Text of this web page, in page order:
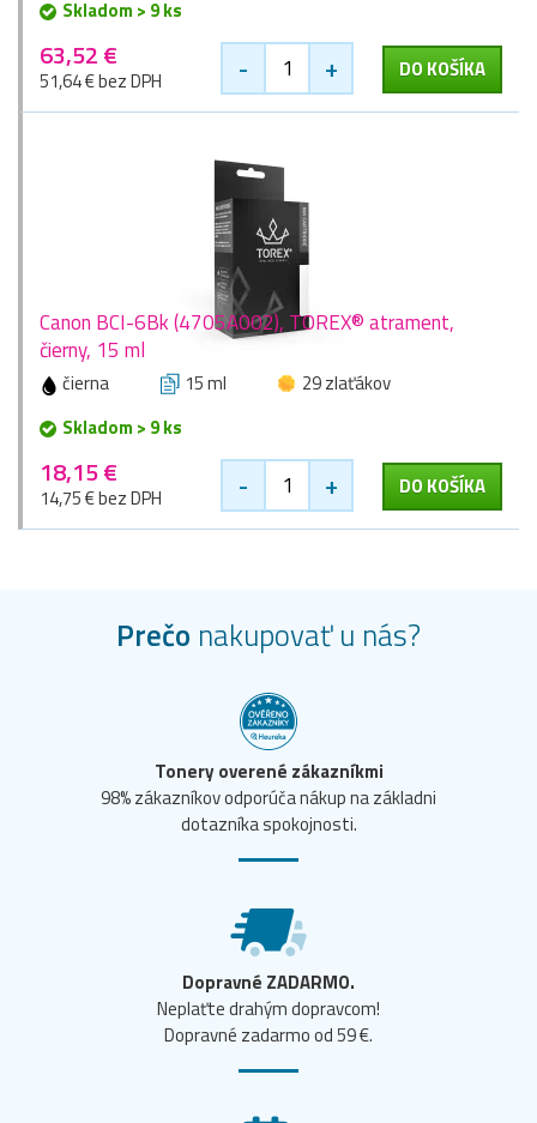
Skladom > 9 ks
63,52 €
51,64 € bez DPH - + DO KOŠÍKA
Canon BCI-6Bk (4705A002), TOREX® atrament,
čierny, 15 ml
čierna 15 ml
29 zlaťákov
Skladom > 9 ks
18,15 €
14,75 € bez DPH - + DO KOŠÍKA
Prečo nakupovať u nás?
Tonery overené zákazníkmi
98% zákazníkov odporúča nákup na základni
dotazníka spokojnosti.
Dopravné ZADARMO.
Neplaťte drahým dopravcom!
Dopravné zadarmo od 59 €.